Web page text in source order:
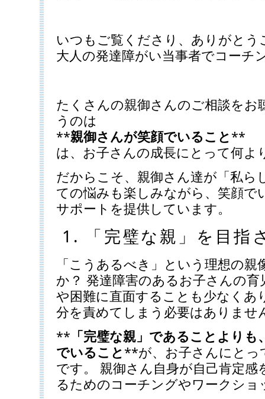
いつもご覧くださり、ありがとう
大人の発達障がい当事者でコーチ
たくさんの親御さんのご相談をお
うのは
**親御さんが笑顔でいること**
は、お子さんの成長にとって何よ
だからこそ、親御さん達が「私ら
ての悩みも楽しみながら、笑顔
サポートを提供しています。
1. 「完璧な親」を目指
「こうあるべき」という理想の
か？ 発達障害のあるお子さんの
や困難に直面することも少なくあ
分を責めてしまう必要はありませ
** 「完璧な親」であることより
でいること**が、お子さんにとっ
です。 親御さん自身が自己肯定
るためのコーチングやワークシ